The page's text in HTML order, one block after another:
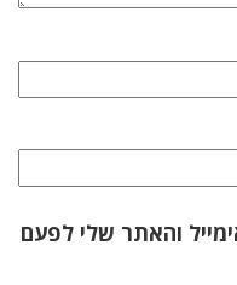
והאתר שלי לפעם